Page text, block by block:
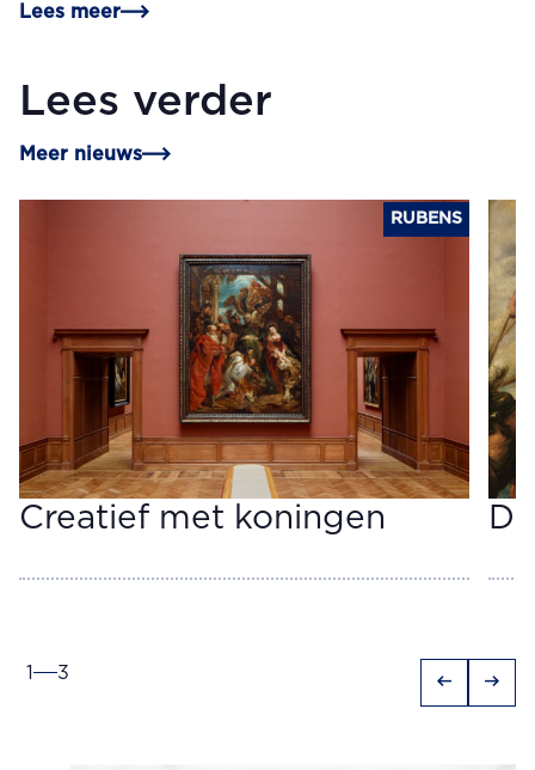
Lees meer
Lees verder
Meer nieuws
RUBENS
Creatief met koningen
1 3 arrow_left_alt arrow_right_alt